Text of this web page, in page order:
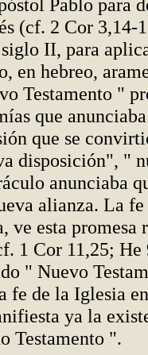
Pablo para
(cf. 2 Cor 3,14-
II, para
en hebreo,
Testamento "
que
que se
disposición", "
anunciaba
alianza. La
ve esta promesa
1 Cor 11,25; He
" Nuevo
fe de la Iglesia
ya la
Testamento ".